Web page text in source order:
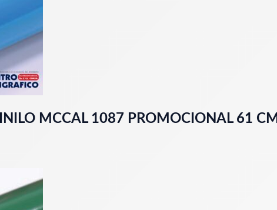
MCCAL 1087 PROMOCIONAL 61 CM